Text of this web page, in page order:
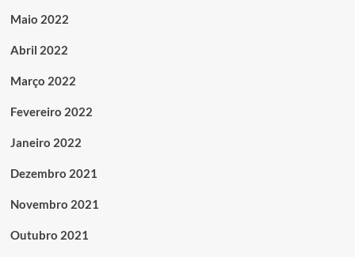
Maio 2022
Abril 2022
Março 2022
Fevereiro 2022
Janeiro 2022
Dezembro 2021
Novembro 2021
Outubro 2021